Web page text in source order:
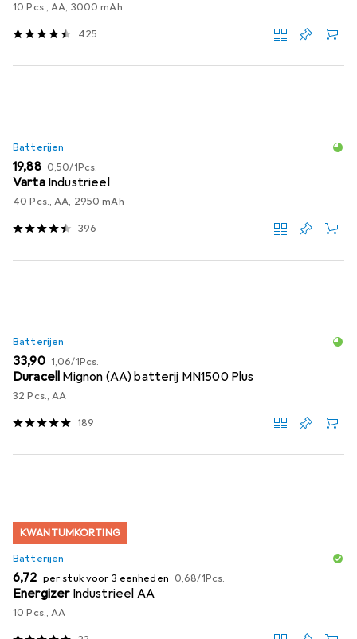
10 Pcs., AA, 3000 mAh
425
Batterijen
EUR
19,88 EUR
0,50/1Pcs.
Varta Industrieel
40 Pcs., AA, 2950 mAh
396
Batterijen
EUR
33,90 EUR
1,06/1Pcs.
Duracell Mignon (AA) batterij MN1500 Plus
32 Pcs., AA
189
KWANTUMKORTING
Batterijen
EUR
6,72 per stuk voor 3 eenheden EUR
0,68/1Pcs.
Energizer Industrieel AA
10 Pcs., AA